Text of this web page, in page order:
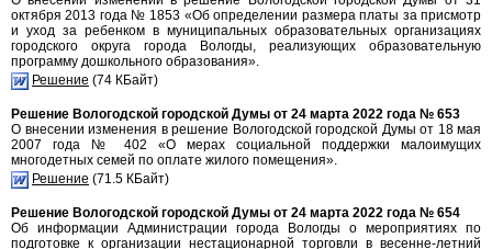
октября 2013 года № 1853 «Об определении размера платы за присмотр
и уход за ребенком в муниципальных образовательных организациях
городского округа города Вологды, реализующих образовательную
программу дошкольного образования».
Решение (74 КБайт)
Решение Вологодской городской Думы от 24 марта 2022 года № 653
О внесении изменения в решение Вологодской городской Думы от 18 мая
2007 года № 402 «О мерах социальной поддержки малоимущих
многодетных семей по оплате жилого помещения».
Решение (71.5 КБайт)
Решение Вологодской городской Думы от 24 марта 2022 года № 654
Об информации Администрации города Вологды о мероприятиях по
подготовке к организации нестационарной торговли в весенне-летний